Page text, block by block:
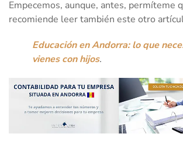
Empecemos, aunque, antes, permíteme
recomiende leer también este otro
Educación en Andorra: lo que
vienes con hijos.